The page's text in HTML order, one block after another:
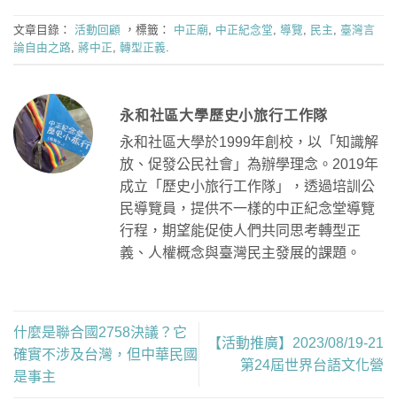
文章目錄： 活動回顧 ，標籤： 中正廟, 中正紀念堂, 導覽, 民主, 臺灣言
論自由之路, 蔣中正, 轉型正義.
永和社區大學歷史小旅行工作隊
永和社區大學於1999年創校，以「知識解
放、促發公民社會」為辦學理念。2019年
成立「歷史小旅行工作隊」，透過培訓公
民導覽員，提供不一樣的中正紀念堂導覽
行程，期望能促使人們共同思考轉型正
義、人權概念與臺灣民主發展的課題。
什麼是聯合國2758決議？它
確實不涉及台灣，但中華民國
是事主
【活動推廣】2023/08/19-21
第24屆世界台語文化營